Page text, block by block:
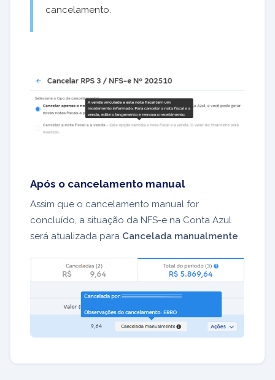
cancelamento.
Após o cancelamento manual
Assim que o cancelamento manual for
concluído, a situação da NFS-e na Conta Azul
será atualizada para Cancelada manualmente